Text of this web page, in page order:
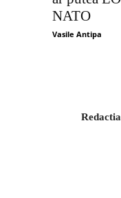
NATO
Vasile Antipa